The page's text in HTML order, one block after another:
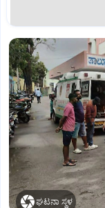
ಘಟನಾ ಸ್ಥಳ